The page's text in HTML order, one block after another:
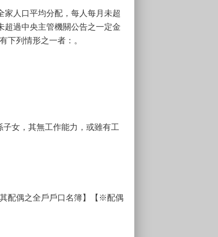
人口平均分配，每人每月未超
超過中央主管機關公告之一定金
下列情形之一者：。
女，其無工作能力，或雖有工
配偶之全戶戶口名簿】【※配偶